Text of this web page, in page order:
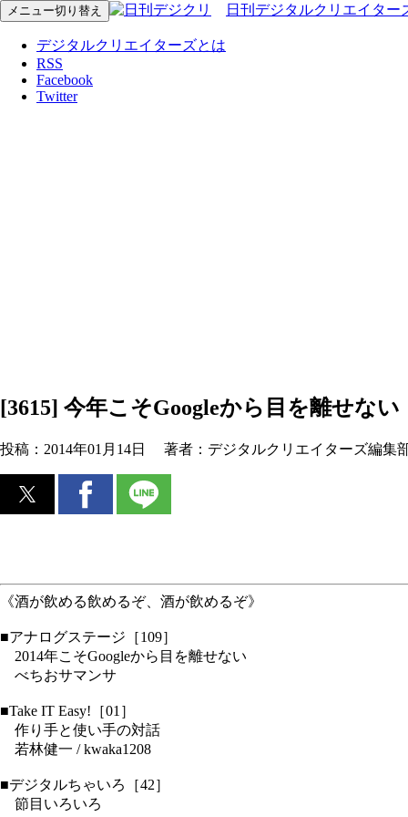
メニュー切り替え 日刊デジタルクリエイター
デジタルクリエイターズとは
RSS
Facebook
Twitter
[3615] 今年こそGoogleから目を離せない
投稿： 2014年01月14日 著者： デジタルクリエイターズ編集
《酒が飲める飲めるぞ、酒が飲めるぞ》
■アナログステージ［109］
2014年こそGoogleから目を離せない
べちおサマンサ
■Take IT Easy!［01］
作り手と使い手の対話
若林健一 / kwaka1208
■デジタルちゃいろ［42］
節目いろいろ